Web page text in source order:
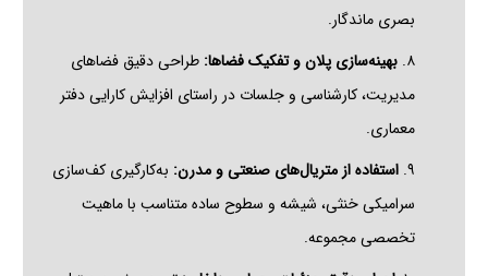
بصری ماندگار.
۸. بهینه‌سازی پلان و تفکیک فضاها: طراحی دقیق فضاهای
مدیریت، کارشناسی و جلسات در راستای افزایش کارایی دفتر
معماری.
۹. استفاده از متریال‌های صنعتی و مدرن: به‌کارگیری کف‌سازی
سرامیکی خنثی، شیشه و سطوح ساده متناسب با ماهیت
تخصصی مجموعه.